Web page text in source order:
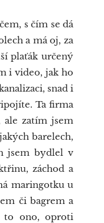
s čím se dá
a má oj, za
plaťák určený
i video, jak ho
snad i
Ta firma
zatím jsem
barelech,
jsem bydlel v
záchod a
maringotku u
či bagrem a
to ono, oproti